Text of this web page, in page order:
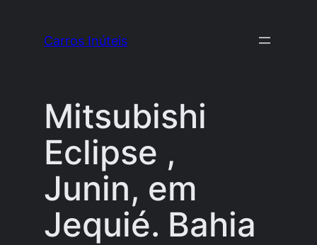
Carros Inúteis
Mitsubishi
Eclipse ,
Junin, em
Jequié. Bahia